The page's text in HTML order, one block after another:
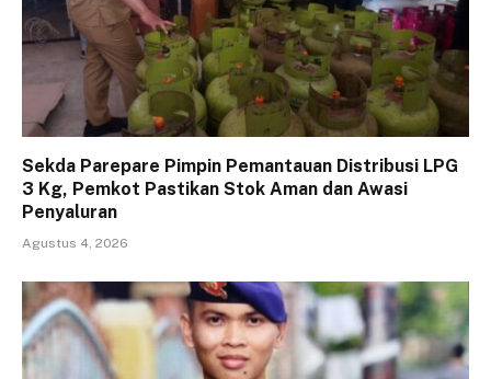
Sekda Parepare Pimpin Pemantauan Distribusi LPG
3 Kg, Pemkot Pastikan Stok Aman dan Awasi
Penyaluran
Agustus 4, 2026